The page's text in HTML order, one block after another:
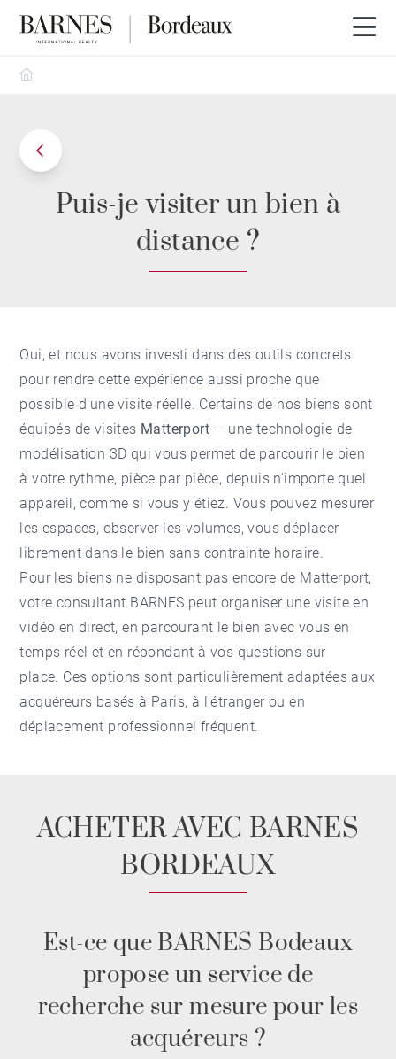
Barnes Bordeaux
Puis-je visiter un bien à
distance ?
Oui, et nous avons investi dans des outils concrets
pour rendre cette expérience aussi proche que
possible d'une visite réelle. Certains de nos biens sont
équipés de visites Matterport — une technologie de
modélisation 3D qui vous permet de parcourir le bien
à votre rythme, pièce par pièce, depuis n'importe quel
appareil, comme si vous y étiez. Vous pouvez mesurer
les espaces, observer les volumes, vous déplacer
librement dans le bien sans contrainte horaire.
Pour les biens ne disposant pas encore de Matterport,
votre consultant BARNES peut organiser une visite en
vidéo en direct, en parcourant le bien avec vous en
temps réel et en répondant à vos questions sur
place. Ces options sont particulièrement adaptées aux
acquéreurs basés à Paris, à l'étranger ou en
déplacement professionnel fréquent.
ACHETER AVEC BARNES
BORDEAUX
Est-ce que BARNES Bodeaux
propose un service de
recherche sur mesure pour les
acquéreurs ?